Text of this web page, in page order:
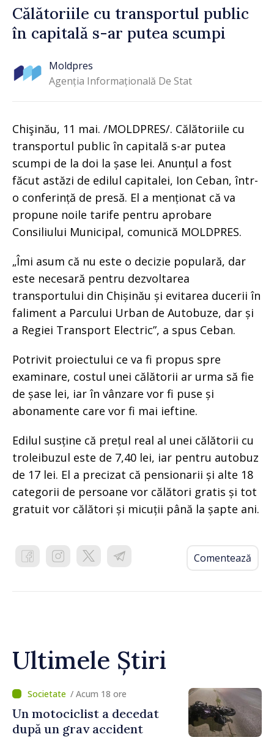
Călătoriile cu transportul public
în capitală s-ar putea scumpi
Moldpres
Agenția Informațională De Stat
Chişinău, 11 mai. /MOLDPRES/. Călătoriile cu
transportul public în capitală s-ar putea
scumpi de la doi la șase lei. Anunțul a fost
făcut astăzi de edilul capitalei, Ion Ceban, într-
o conferință de presă. El a menționat că va
propune noile tarife pentru aprobare
Consiliului Municipal, comunică MOLDPRES.
„Îmi asum că nu este o decizie populară, dar
este necesară pentru dezvoltarea
transportului din Chișinău și evitarea ducerii în
faliment a Parcului Urban de Autobuze, dar și
a Regiei Transport Electric”, a spus Ceban.
Potrivit proiectului ce va fi propus spre
examinare, costul unei călătorii ar urma să fie
de șase lei, iar în vânzare vor fi puse și
abonamente care vor fi mai ieftine.
Edilul susține că prețul real al unei călătorii cu
troleibuzul este de 7,40 lei, iar pentru autobuz
de 17 lei. El a precizat că pensionarii și alte 18
categorii de persoane vor călători gratis și tot
gratuit vor călători și micuții până la șapte ani.
Comentează
Ultimele Știri
/ Acum 18 ore
Un motociclist a decedat
după un grav accident